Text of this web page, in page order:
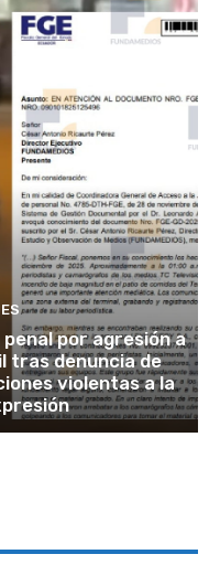
por agresión a
tras denuncia de
violentas a la